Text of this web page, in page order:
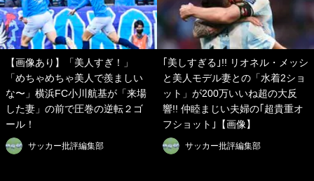
【画像あり】「美人すぎ！」
「めちゃめちゃ美人で羨ましい
な〜」横浜FC小川航基が「来場
した妻」の前で圧巻の逆転２ゴ
ール！
サッカー批評編集部
｢美しすぎる｣!! リオネル・メッシ
と美人モデル妻との「水着2ショ
ット」が200万いいね超の大反
響!! 仲睦まじい夫婦の｢超貴重オ
フショット｣【画像】
サッカー批評編集部